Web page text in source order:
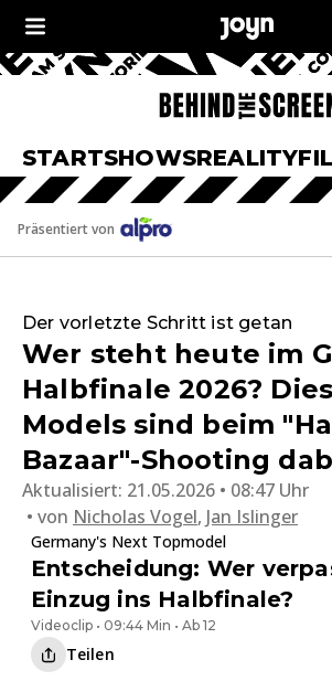
STARTSHOWSREALITY
Präsentiert von
Der vorletzte Schritt ist getan
Wer steht heute im
Halbfinale 2026?
Models sind beim
Bazaar"-Shooting
Aktualisiert: 21.05.2026 • 08:47 Uhr
von Nicholas Vogel, Jan Islinger
Germany's Next Topmodel
Entscheidung: Wer
Einzug ins Halbfinale?
Videoclip • 09:44 Min • Ab 12
Teilen